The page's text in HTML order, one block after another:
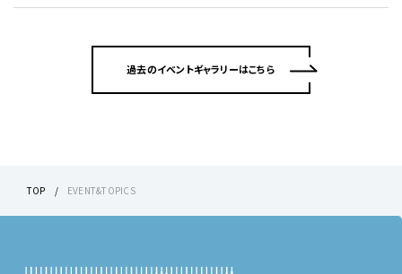
過去のイベントギャラリーはこちら
TOP EVENT&TOPICS